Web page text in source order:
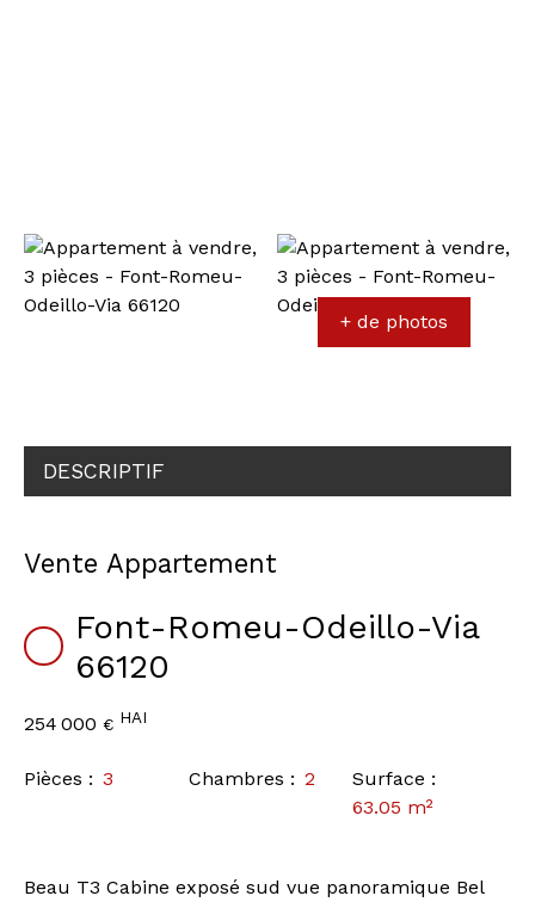
+ de photos
DESCRIPTIF
Vente Appartement
Font-Romeu-Odeillo-Via
66120
254 000 € HAI
Pièces : 3 Chambres : 2 Surface :
63.05 m²
Beau T3 Cabine exposé sud vue panoramique Bel